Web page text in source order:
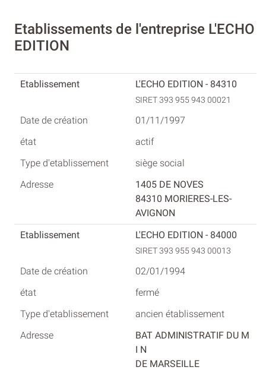
Etablissements de l'entreprise L'ECHO
EDITION
L'ECHO EDITION - 84310
SIRET 393 955 943 00021
01/11/1997
actif
siège social
1405 DE NOVES
84310 MORIERES-LES-
AVIGNON
L'ECHO EDITION - 84000
SIRET 393 955 943 00013
02/01/1994
fermé
ancien établissement
BAT ADMINISTRATIF DU M
I N
DE MARSEILLE